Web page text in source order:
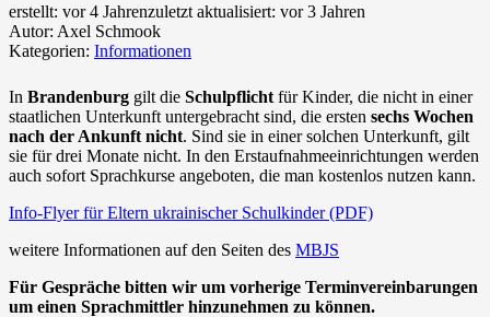
erstellt: vor 4 Jahrenzuletzt aktualisiert: vor 3 Jahren
Autor: Axel Schmook
Kategorien: Informationen
In Brandenburg gilt die Schulpflicht für Kinder, die nicht in einer
staatlichen Unterkunft untergebracht sind, die ersten sechs Wochen
nach der Ankunft nicht. Sind sie in einer solchen Unterkunft, gilt
sie für drei Monate nicht. In den Erstaufnahmeeinrichtungen werden
auch sofort Sprachkurse angeboten, die man kostenlos nutzen kann.
Info-Flyer für Eltern ukrainischer Schulkinder (PDF)
weitere Informationen auf den Seiten des MBJS
Für Gespräche bitten wir um vorherige Terminvereinbarungen
um einen Sprachmittler hinzunehmen zu können.